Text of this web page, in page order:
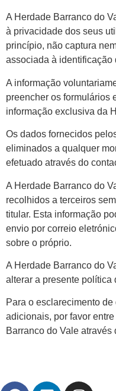
A Herdade Barranco do
à privacidade dos seus
princípio, não captura
associada à identificação
A informação
preencher os formulários
informação exclusiva da
Os dados fornecidos
eliminados a qualquer
efetuado através do
A Herdade Barranco do
recolhidos a terceiros
titular. Esta informação
envio por correio
sobre o próprio.
A Herdade Barranco do
alterar a presente política
Para o esclarecimento
adicionais, por favor
Barranco do Vale através